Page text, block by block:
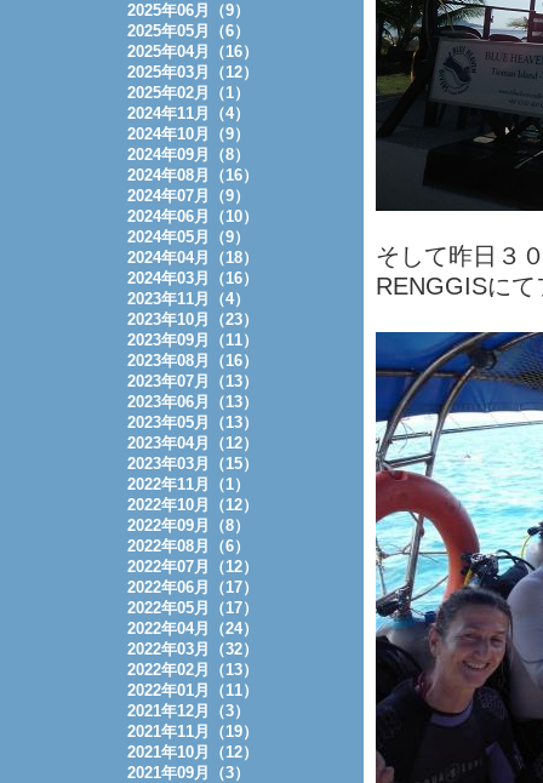
そして昨日３
RENGGISに
2025年06月（9）
2025年05月（6）
2025年04月（16）
2025年03月（12）
2025年02月（1）
2024年11月（4）
2024年10月（9）
2024年09月（8）
2024年08月（16）
2024年07月（9）
2024年06月（10）
2024年05月（9）
2024年04月（18）
2024年03月（16）
2023年11月（4）
2023年10月（23）
2023年09月（11）
2023年08月（16）
2023年07月（13）
2023年06月（13）
2023年05月（13）
2023年04月（12）
2023年03月（15）
2022年11月（1）
2022年10月（12）
2022年09月（8）
2022年08月（6）
2022年07月（12）
2022年06月（17）
2022年05月（17）
2022年04月（24）
2022年03月（32）
2022年02月（13）
2022年01月（11）
2021年12月（3）
2021年11月（19）
2021年10月（12）
2021年09月（3）